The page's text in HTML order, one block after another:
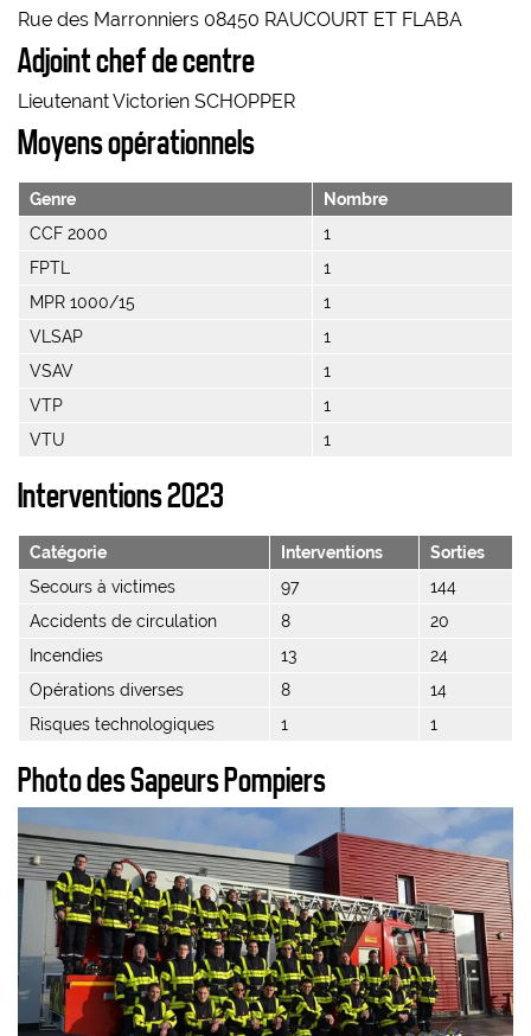
Rue des Marronniers 08450 RAUCOURT ET FLABA
Adjoint chef de centre
Lieutenant Victorien SCHOPPER
Moyens opérationnels
Genre
Nombre
CCF 2000
1
FPTL
1
MPR 1000/15
1
VLSAP
1
VSAV
1
VTP
1
VTU
1
Interventions 2023
Catégorie Interventions
Sorties
Secours à victimes
97
144
Accidents de circulation
8
20
Incendies
13
24
Opérations diverses
8
14
Risques technologiques
1 1
Photo des Sapeurs Pompiers